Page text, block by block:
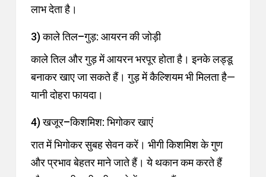
लाभ देता है।
3) काले तिल–गुड़: आयरन की जोड़ी
काले तिल और गुड़ में आयरन भरपूर होता है। इनके लड्डू
बनाकर खाए जा सकते हैं। गुड़ में कैल्शियम भी मिलता है—
यानी दोहरा फायदा।
4) खजूर–किशमिश: भिगोकर खाएं
रात में भिगोकर सुबह सेवन करें। भीगी किशमिश के गुण
और प्रभाव बेहतर माने जाते हैं। ये थकान कम करते हैं